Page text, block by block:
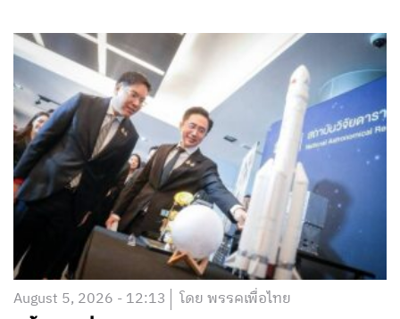
August 5, 2026 - 12:13 โดย พรรคเพื่อไทย